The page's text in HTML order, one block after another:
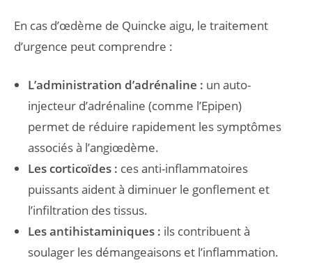
En cas d’œdème de Quincke aigu, le traitement
d’urgence peut comprendre :
L’administration d’adrénaline : un auto-
injecteur d’adrénaline (comme l’Epipen)
permet de réduire rapidement les symptômes
associés à l’angiœdème.
Les corticoïdes : ces anti-inflammatoires
puissants aident à diminuer le gonflement et
l’infiltration des tissus.
Les antihistaminiques : ils contribuent à
soulager les démangeaisons et l’inflammation.